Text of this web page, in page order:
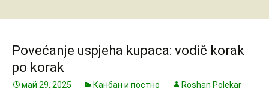
Povećanje uspjeha kupaca: vodič korak
po korak
май 29, 2025 Канбан и постно Roshan Polekar